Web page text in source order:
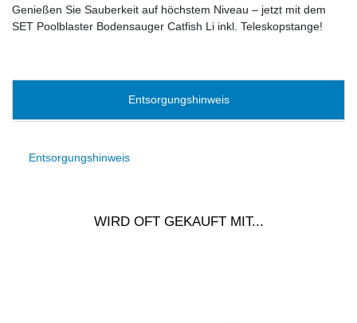
Genießen Sie Sauberkeit auf höchstem Niveau – jetzt mit dem
SET Poolblaster Bodensauger Catfish Li inkl. Teleskopstange!
Entsorgungshinweis
Entsorgungshinweis
WIRD OFT GEKAUFT MIT...